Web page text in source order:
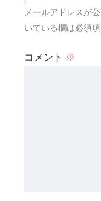
メールアドレスが
いている欄は必須
コメント ※